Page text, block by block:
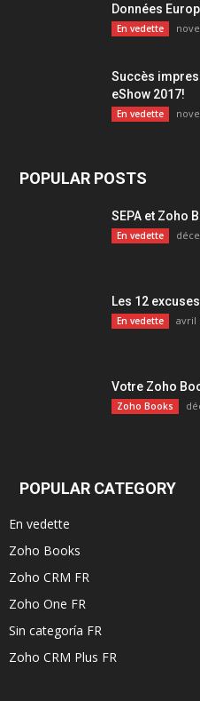
Données
En vedette
Succès
eShow 2017!
En vedette
POPULAR POSTS
SEPA et Zoho
En vedette
Les 12
En vedette avril
Votre Zoho
Zoho Books
POPULAR CATEGORY
En vedette
Zoho Books
Zoho CRM FR
Zoho One FR
Sin categoría FR
Zoho CRM Plus FR